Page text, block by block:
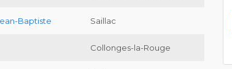
Baptiste Saillac
Collonges-la-Rouge